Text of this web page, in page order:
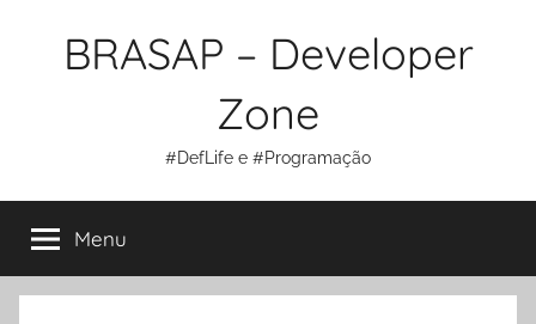
BRASAP – Developer
Zone
#DefLife e #Programação
Menu